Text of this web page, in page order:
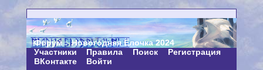
Форум
Новогодняя Ёлочка 2024
Участники
Правила Поиск
Регистрация
ВКонтакте
Войти